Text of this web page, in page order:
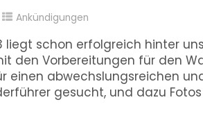
Ankündigungen
schon erfolgreich hinter
den Vorbereitungen für den
einen abwechslungsreichen
gesucht, und dazu